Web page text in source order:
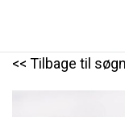
<< Tilbage til